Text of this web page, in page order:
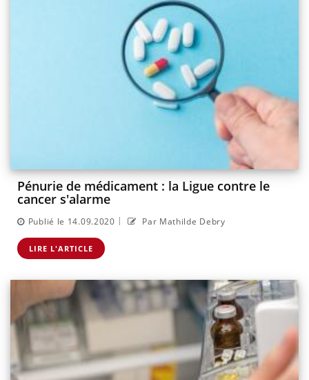
Pénurie de médicament : la Ligue contre le
cancer s'alarme
Publié le 14.09.2020 | Par Mathilde Debry
LIRE L'ARTICLE